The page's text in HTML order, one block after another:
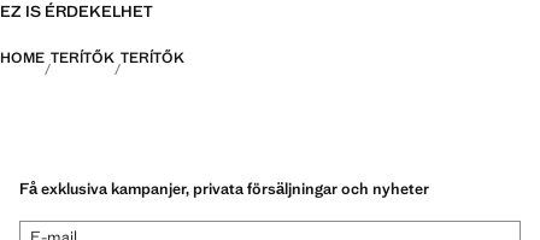
EZ IS ÉRDEKELHET
HOME TERÍTŐK TERÍTŐK
Få exklusiva kampanjer, privata försäljningar och nyheter